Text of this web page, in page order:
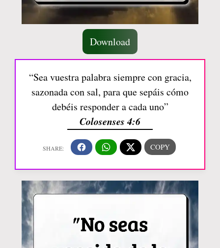
Download
“Sea vuestra palabra siempre con gracia,
sazonada con sal, para que sepáis cómo
debéis responder a cada uno”
Colosenses 4:6